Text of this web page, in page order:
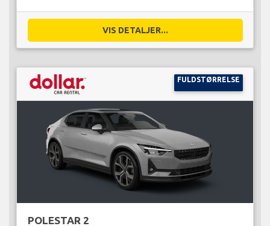
VIS DETALJER...
FULDSTØRRELSE
POLESTAR 2